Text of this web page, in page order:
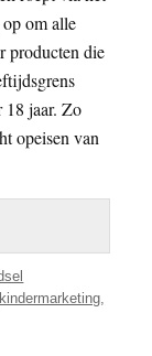
om alle
producten die
18 jaar. Zo
opeisen van
kindermarketing,